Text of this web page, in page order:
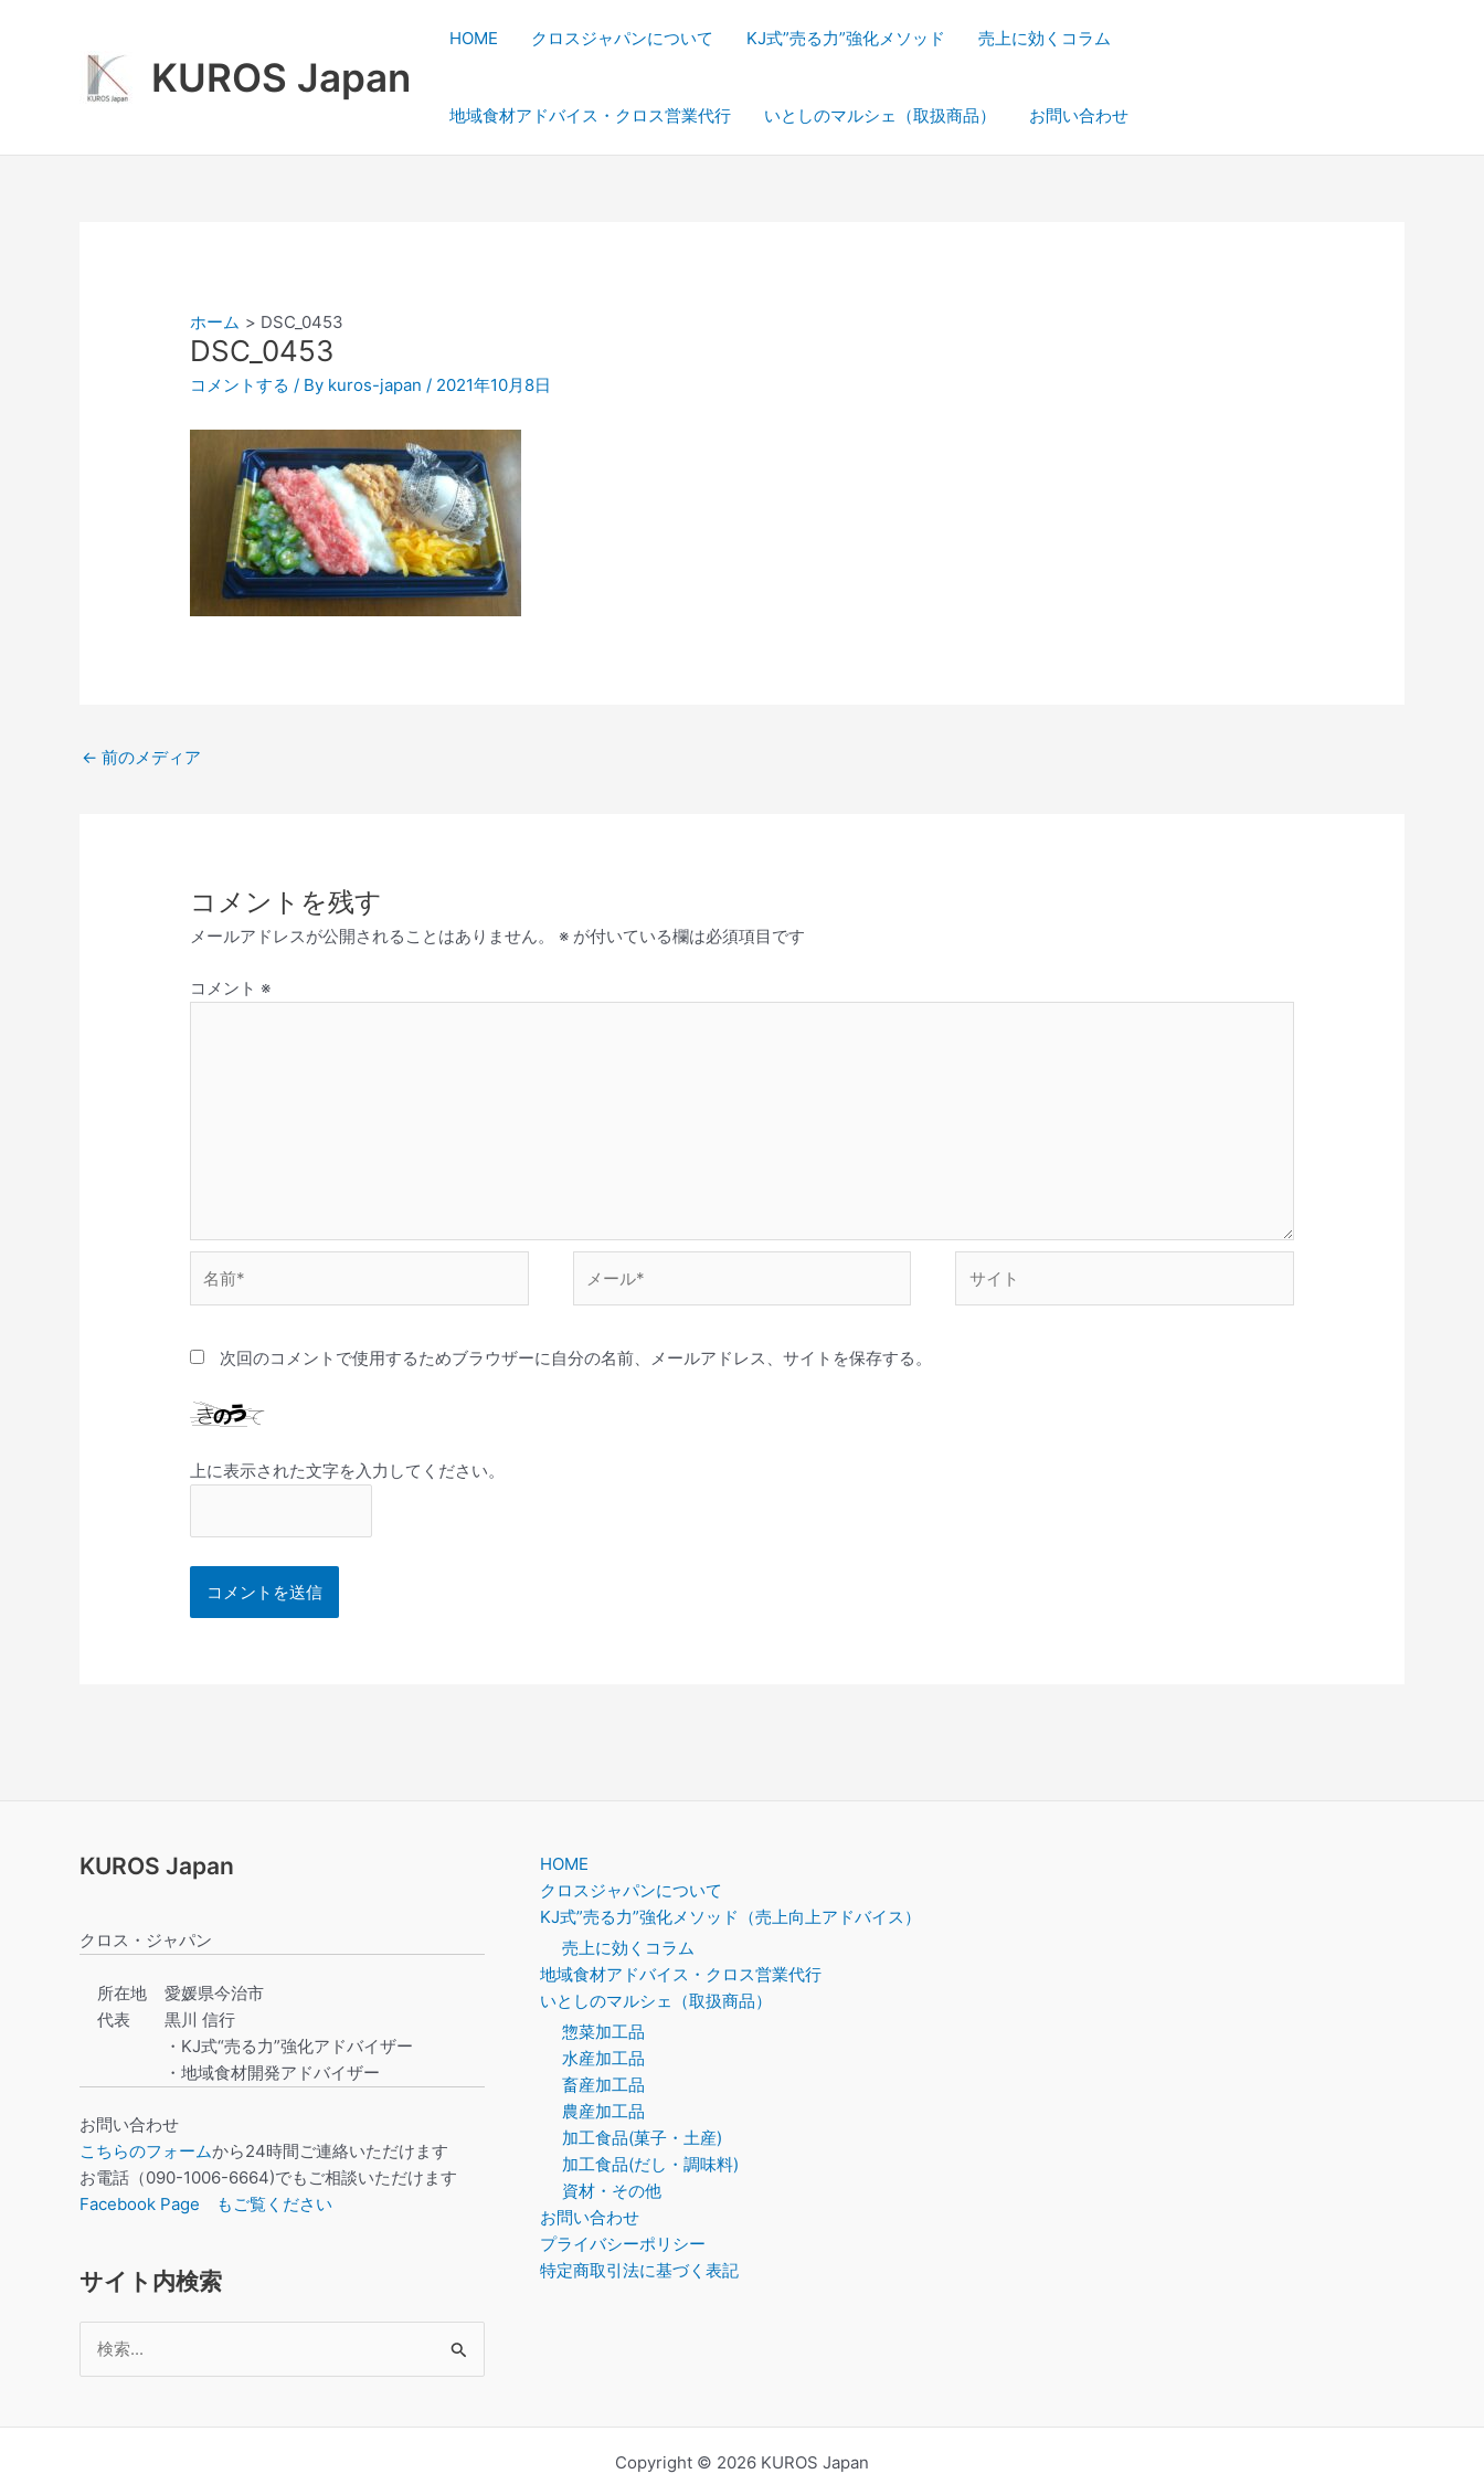
KUROS Japan
HOME クロスジャパンについて KJ式”売る力”強化メソッド 売上に効くコラム
地域食材アドバイス・クロス営業代行 いとしのマルシェ（取扱商品） お問い合わせ
ホーム DSC_0453
DSC_0453
コメントする / By kuros-japan/ 2021年10月8日
← 前のメディア
コメントを残す
メールアドレスが公開されることはありません。 ※ が付いている欄は必須項目です
コメント ※
前
ー
次回のコメントで使用するためブラウザーに自分の名前、メールアドレス、サイトを保存する。
上に表示された文字を入力してください。
KUROS Japan
クロス・ジャパン
所在地
代表
愛媛県今治市
黒川 信行
・KJ式“売る力”強化アドバイザー
・地域食材開発アドバイザー
お問い合わせ
こちらのフォームから24時間ご連絡いただけます
お電話（090-1006-6664)でもご相談いただけます
Facebook Page もご覧ください
サイト内検索
索
象:
HOME
クロスジャパンについて
KJ式”売る力”強化メソッド（売上向上アドバイス）
売上に効くコラム
地域食材アドバイス・クロス営業代行
いとしのマルシェ（取扱商品）
惣菜加工品
水産加工品
畜産加工品
農産加工品
加工食品(菓子・土産)
加工食品(だし・調味料)
資材・その他
お問い合わせ
プライバシーポリシー
特定商取引法に基づく表記
Copyright © 2026 KUROS Japan